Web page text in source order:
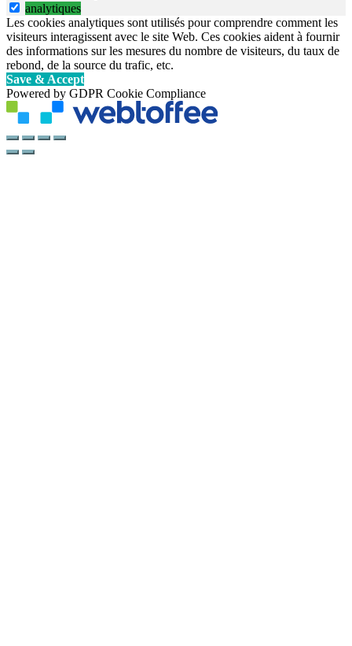
analytiques
Les cookies analytiques sont utilisés pour comprendre comment les
visiteurs interagissent avec le site Web. Ces cookies aident à fournir
des informations sur les mesures du nombre de visiteurs, du taux de
rebond, de la source du trafic, etc.
Save & Accept
Powered by GDPR Cookie Compliance